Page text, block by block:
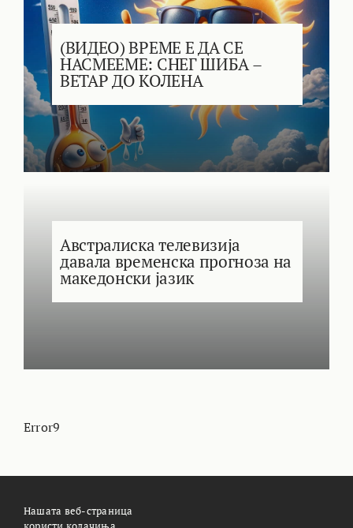
(ВИДЕО) ВРЕМЕ Е ДА СЕ
НАСМЕЕМЕ: СНЕГ ШИБА –
ВЕТАР ДО КОЛЕНА
Австралиска телевизија
давала временска прогноза на
македонски јазик
Error9
Нашата веб-страница